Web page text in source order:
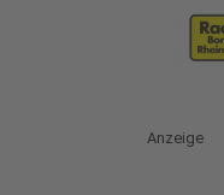
Anzeige